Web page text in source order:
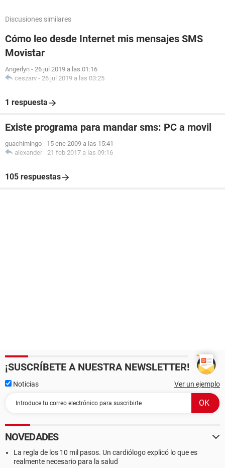
Discusiones similares
Cómo leo desde Internet mis mensajes SMS
Movistar
Angerlyn - 26 jul 2019 a las 01:16
ceszarv - 26 jul 2019 a las 03:25
1 respuesta
Existe programa para mandar sms: PC a movil
guachimingo - 15 ene 2009 a las 15:41
alexander - 21 feb 2017 a las 09:16
105 respuestas
¡SUSCRÍBETE A NUESTRA NEWSLETTER!
Noticias Ver un ejemplo
NOVEDADES
La regla de los 10 mil pasos. Un cardiólogo explicó lo que es
realmente necesario para la salud